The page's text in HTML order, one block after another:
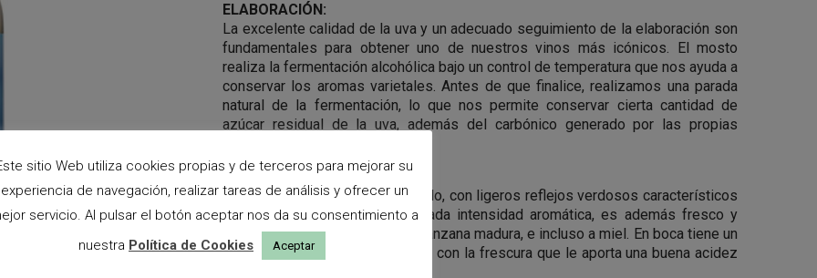
ELABORACIÓN:
La excelente calidad de la uva y un adecuado seguimiento de la elaboración son
fundamentales para obtener uno de nuestros vinos más icónicos. El mosto
realiza la fermentación alcohólica bajo un control de temperatura que nos ayuda a
conservar los aromas varietales. Antes de que finalice, realizamos una parada
natural de la fermentación, lo que nos permite conservar cierta cantidad de
azúcar residual de la uva, además del carbónico generado por las propias
NOTA DE CATA:
Es un vino de color amarillo pálido, con ligeros reflejos verdosos característicos
de la variedad Malvar. De elevada intensidad aromática, es además fresco y
afrutado; recuerda a plátano y manzana madura, e incluso a miel. En boca tiene un
dulzor elegante, bien equilibrado con la frescura que le aporta una buena acidez
sitio Web utiliza cookies propias y de terceros para mejorar su
experiencia de navegación, realizar tareas de análisis y ofrecer un
servicio. Al pulsar el botón aceptar nos da su consentimiento a
nuestra Política de Cookies Aceptar